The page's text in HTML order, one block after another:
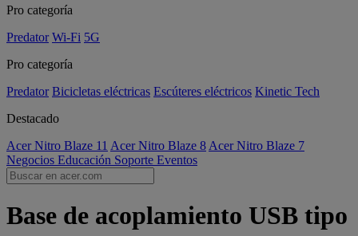
Pro categoría
Predator Wi-Fi 5G
Pro categoría
Predator Bicicletas eléctricas Escúteres eléctricos Kinetic Tech
Destacado
Acer Nitro Blaze 11 Acer Nitro Blaze 8 Acer Nitro Blaze 7
Negocios Educación Soporte Eventos
Base de acoplamiento USB tipo